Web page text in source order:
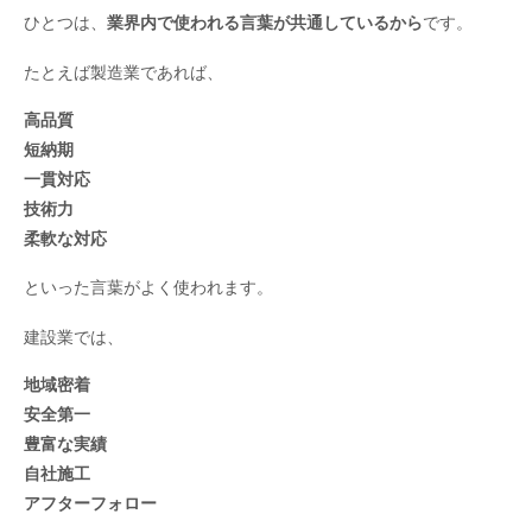
ひとつは、 業界内で使われる言葉が共通しているからです。
たとえば製造業であれば、
高品質
短納期
一貫対応
技術力
柔軟な対応
といった言葉がよく使われます。
建設業では、
地域密着
安全第一
豊富な実績
自社施工
アフターフォロー